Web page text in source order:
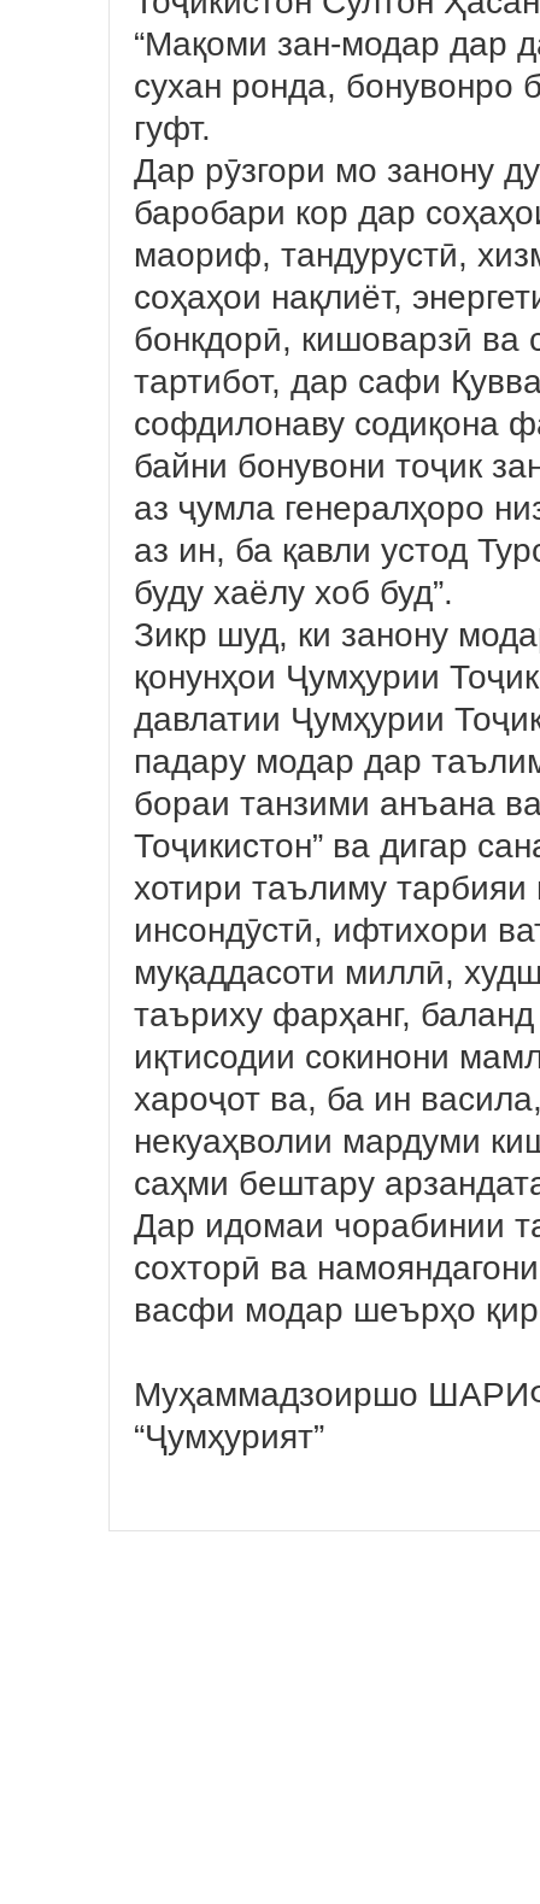
“Мақоми зан-модар дар
сухан ронда, бонувонро
гуфт.
Дар рӯзгори мо занону
баробари кор дар
маориф, тандурустӣ,
соҳаҳои нақлиёт,
бонкдорӣ, кишоварзӣ ва
тартибот, дар сафи
софдилонаву содиқона
байни бонувони тоҷик
аз ҷумла генералҳоро
аз ин, ба қавли устод
буду хаёлу хоб буд”.
Зикр шуд, ки занону
қонунҳои Ҷумҳурии
давлатии Ҷумҳурии
падару модар дар
бораи танзими анъана
Тоҷикистон” ва дигар
хотири таълиму
инсондӯстӣ, ифтихори
муқаддасоти миллӣ,
таъриху фарҳанг,
иқтисодии сокинони
хароҷот ва, ба ин
некуаҳволии мардуми
саҳми бештару
Дар идомаи чорабинии
сохторӣ ва
васфи модар шеърҳо
Муҳаммадзоиршо
“Ҷумҳурият”